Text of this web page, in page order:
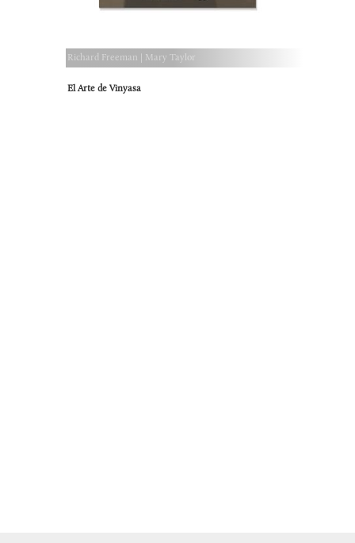
Richard Freeman | Mary Taylor
El Arte de Vinyasa